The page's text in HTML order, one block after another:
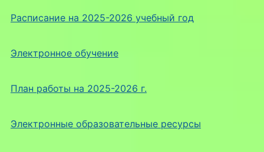
Расписание на 2025-2026 учебный год
Электронное обучение
План работы на 2025-2026 г.
Электронные образовательные ресурсы